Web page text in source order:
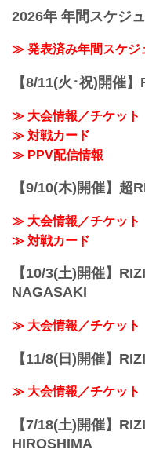
2026年 年間スケジ
≫ 発表済み年間スケジ
【8/11(火･祝)開催
≫ 大会情報／チケット
≫ 対戦カード
≫ PPV配信情報
【9/10(木)開催】超
≫ 大会情報／チケット
≫ 対戦カード
【10/3(土)開催】
NAGASAKI
≫ 大会情報／チケット
【11/8(日)開催】
≫ 大会情報／チケット
【7/18(土)開催】
HIROSHIMA